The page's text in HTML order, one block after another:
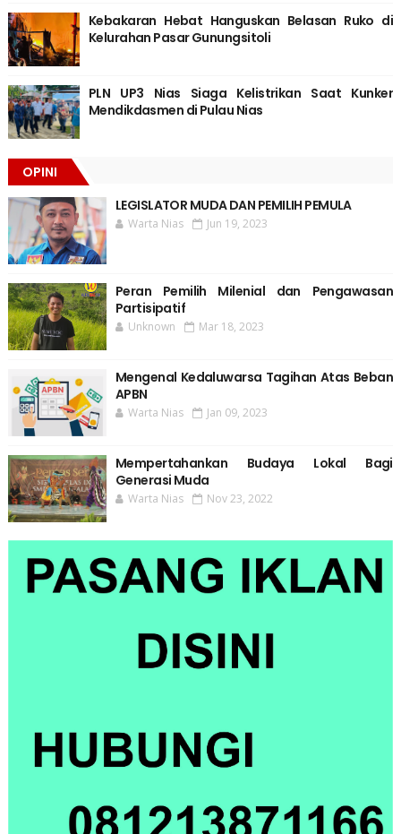
Kebakaran Hebat Hanguskan Belasan Ruko di
Kelurahan Pasar Gunungsitoli
PLN UP3 Nias Siaga Kelistrikan Saat Kunker
Mendikdasmen di Pulau Nias
OPINI
LEGISLATOR MUDA DAN PEMILIH PEMULA
Warta Nias Jun 19, 2023
Peran Pemilih Milenial dan Pengawasan
Partisipatif
Unknown Mar 18, 2023
Mengenal Kedaluwarsa Tagihan Atas Beban
APBN
Warta Nias Jan 09, 2023
Mempertahankan Budaya Lokal Bagi
Generasi Muda
Warta Nias Nov 23, 2022